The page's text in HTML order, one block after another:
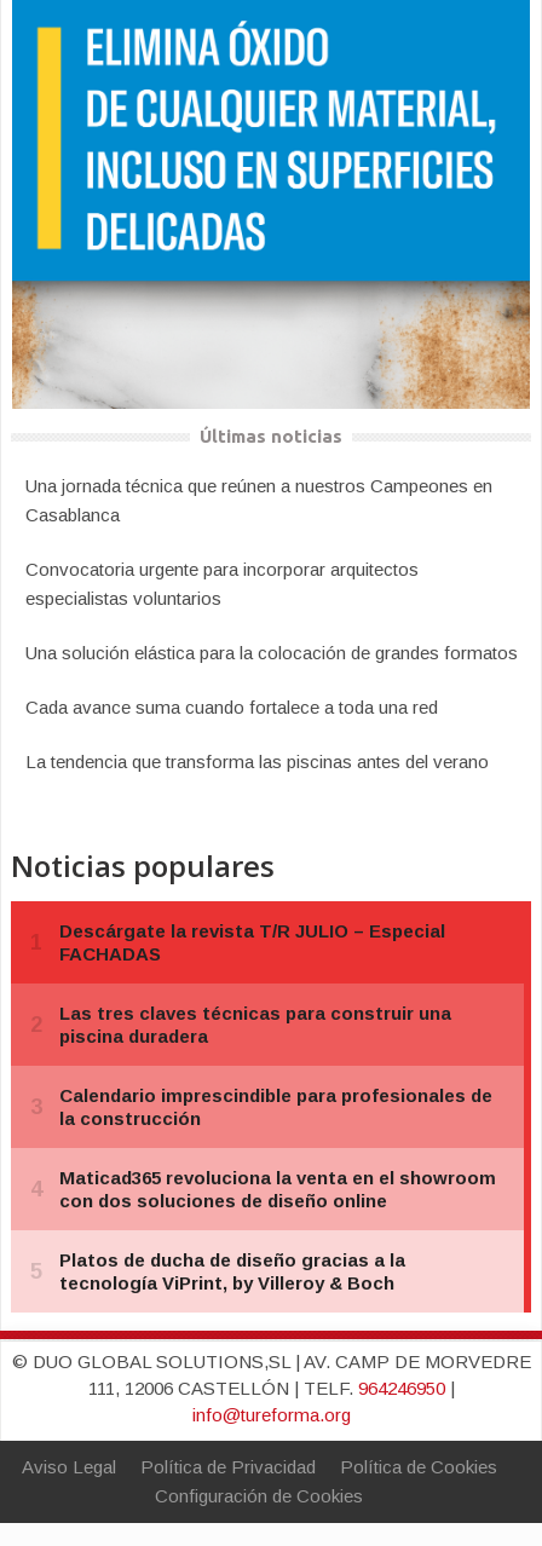
Últimas noticias
Una jornada técnica que reúnen a nuestros Campeones en
Casablanca
Convocatoria urgente para incorporar arquitectos
especialistas voluntarios
Una solución elástica para la colocación de grandes formatos
Cada avance suma cuando fortalece a toda una red
La tendencia que transforma las piscinas antes del verano
Noticias populares
© DUO GLOBAL SOLUTIONS,SL | AV. CAMP DE MORVEDRE
111, 12006 CASTELLÓN | TELF. 964246950|
info@tureforma.org
Aviso Legal Política de Privacidad
Política de Cookies
Configuración de Cookies